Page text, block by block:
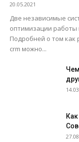
20.05.2021
Две независимые
оптимизации работы
Подробней о том как
crm можно...